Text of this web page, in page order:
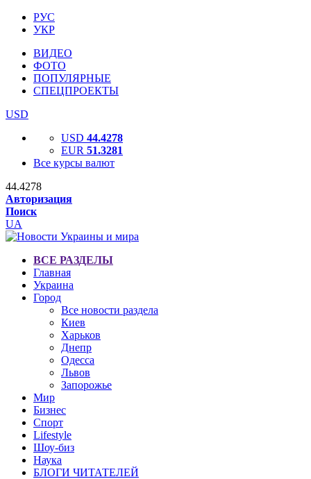
РУС
УКР
ВИДЕО
ФОТО
ПОПУЛЯРНЫЕ
СПЕЦПРОЕКТЫ
USD
USD 44.4278
EUR 51.3281
Все курсы валют
44.4278
Авторизация
Поиск
UA
ВСЕ РАЗДЕЛЫ
Главная
Украина
Город
Все новости раздела
Киев
Харьков
Днепр
Одесса
Львов
Запорожье
Мир
Бизнес
Спорт
Lifestyle
Шоу-биз
Наука
БЛОГИ ЧИТАТЕЛЕЙ